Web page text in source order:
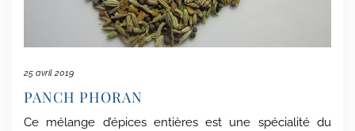
25 avril 2019
PANCH PHORAN
Ce mélange d’épices entières est une spécialité du